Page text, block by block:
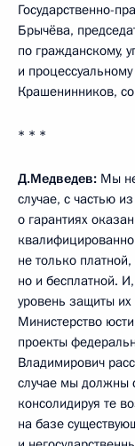
Государственно-
Брычёва,
по гражданскому,
и
Крашенинников,
* * *
Д.Медведев: Мы
случае, с частью
о гарантиях
не только
но и бесплатной.
уровень защиты
Министерство
проекты
Владимирович
случае мы должны
консолидируя те
на базе